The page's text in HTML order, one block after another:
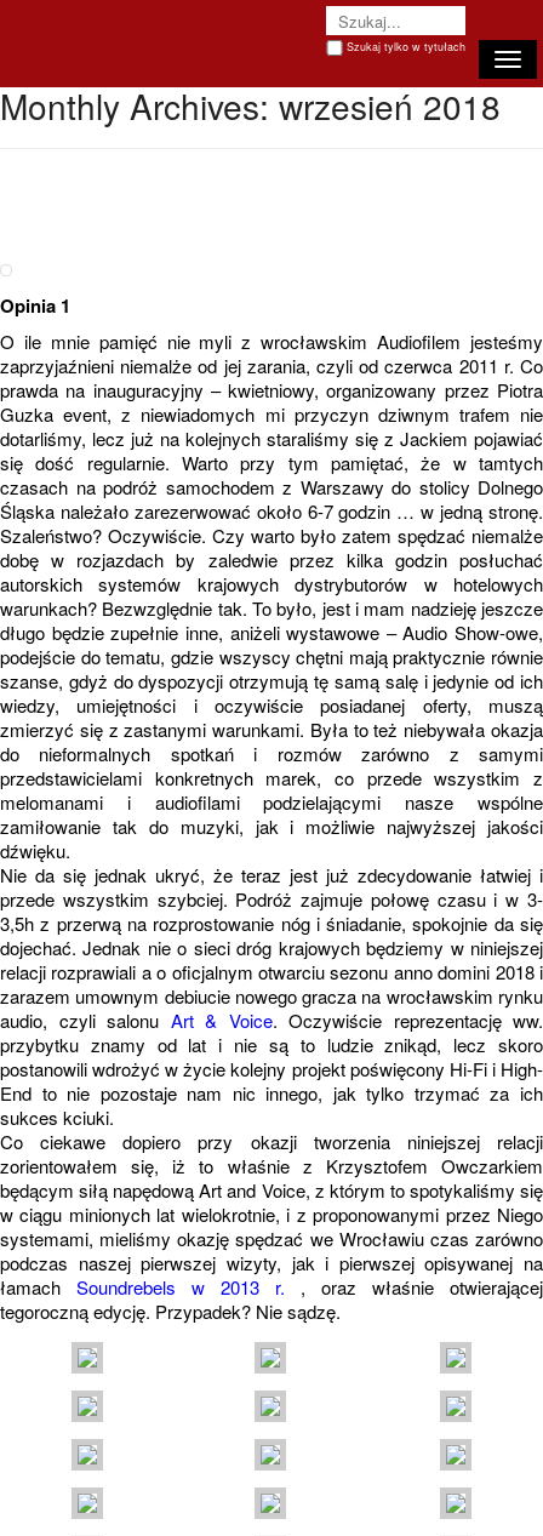
Szukaj tylko w tytułach
Monthly Archives: wrzesień 2018
Opinia 1
O ile mnie pamięć nie myli z wrocławskim Audiofilem jesteśmy
zaprzyjaźnieni niemalże od jej zarania, czyli od czerwca 2011 r. Co
prawda na inauguracyjny – kwietniowy, organizowany przez Piotra
Guzka event, z niewiadomych mi przyczyn dziwnym trafem nie
dotarliśmy, lecz już na kolejnych staraliśmy się z Jackiem pojawiać
się dość regularnie. Warto przy tym pamiętać, że w tamtych
czasach na podróż samochodem z Warszawy do stolicy Dolnego
Śląska należało zarezerwować około 6-7 godzin … w jedną stronę.
Szaleństwo? Oczywiście. Czy warto było zatem spędzać niemalże
dobę w rozjazdach by zaledwie przez kilka godzin posłuchać
autorskich systemów krajowych dystrybutorów w hotelowych
warunkach? Bezwzględnie tak. To było, jest i mam nadzieję jeszcze
długo będzie zupełnie inne, aniżeli wystawowe – Audio Show-owe,
podejście do tematu, gdzie wszyscy chętni mają praktycznie równie
szanse, gdyż do dyspozycji otrzymują tę samą salę i jedynie od ich
wiedzy, umiejętności i oczywiście posiadanej oferty, muszą
zmierzyć się z zastanymi warunkami. Była to też niebywała okazja
do nieformalnych spotkań i rozmów zarówno z samymi
przedstawicielami konkretnych marek, co przede wszystkim z
melomanami i audiofilami podzielającymi nasze wspólne
zamiłowanie tak do muzyki, jak i możliwie najwyższej jakości
dźwięku.
Nie da się jednak ukryć, że teraz jest już zdecydowanie łatwiej i
przede wszystkim szybciej. Podróż zajmuje połowę czasu i w 3-
3,5h z przerwą na rozprostowanie nóg i śniadanie, spokojnie da się
dojechać. Jednak nie o sieci dróg krajowych będziemy w niniejszej
relacji rozprawiali a o oficjalnym otwarciu sezonu anno domini 2018 i
zarazem umownym debiucie nowego gracza na wrocławskim rynku
audio, czyli salonu Art & Voice. Oczywiście reprezentację ww.
przybytku znamy od lat i nie są to ludzie znikąd, lecz skoro
postanowili wdrożyć w życie kolejny projekt poświęcony Hi-Fi i High-
End to nie pozostaje nam nic innego, jak tylko trzymać za ich
sukces kciuki.
Co ciekawe dopiero przy okazji tworzenia niniejszej relacji
zorientowałem się, iż to właśnie z Krzysztofem Owczarkiem
będącym siłą napędową Art and Voice, z którym to spotykaliśmy się
w ciągu minionych lat wielokrotnie, i z proponowanymi przez Niego
systemami, mieliśmy okazję spędzać we Wrocławiu czas zarówno
podczas naszej pierwszej wizyty, jak i pierwszej opisywanej na
łamach Soundrebels w 2013 r. , oraz właśnie otwierającej
tegoroczną edycję. Przypadek? Nie sądzę.